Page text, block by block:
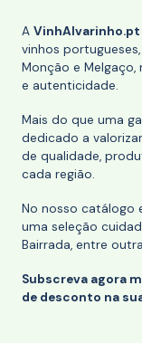
A VinhAlvarinho.pt
vinhos
Monção e Melgaço,
e autenticidade.
Mais do que uma
dedicado a
de qualidade,
cada região.
No nosso catálogo
uma seleção
Bairrada, entre
Subscreva agora
de desconto na